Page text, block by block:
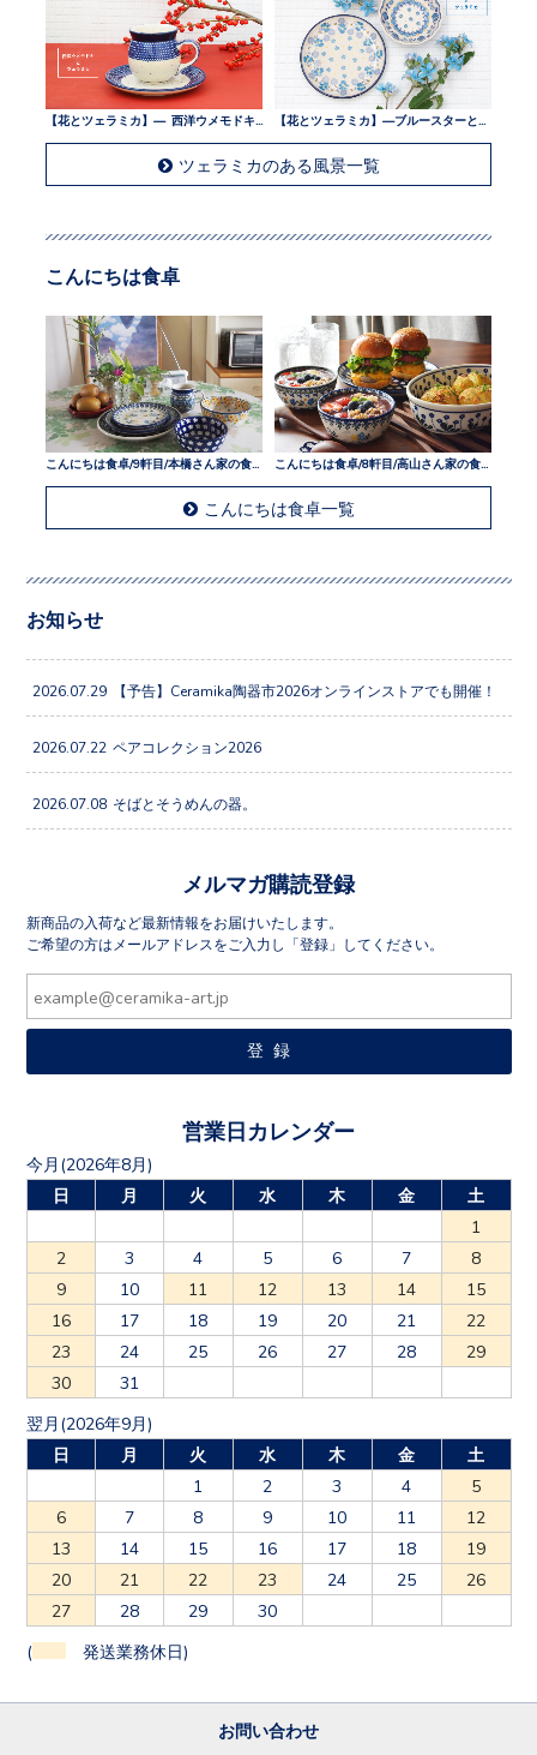
ツェラミカのある風景一覧
こんにちは食卓
こんにちは食卓/9軒目/本橋さん家の食卓
こんにちは食卓一覧
お知らせ
2026.07.29 【予告】Ceramika陶器市2026オンラインストアでも開催！
2026.07.22 ペアコレクション2026
2026.07.08 そばとそうめんの器。
メルマガ購読登録
新商品の入荷など最新情報をお届けいたします。
ご希望の方はメールアドレスをご入力し「登録」してください。
営業日カレンダー
今月(2026年8月)
日
月 火 水 木 金
土
1
2
3 4 5 6 7
8
9
10 11 12 13 14
15
16
17 18 19 20 21
22
23
24 25 26 27 28
29
30
31
翌月(2026年9月)
日
月 火 水 木 金
土
1
2 3 4
5
6
7 8 9 10 11
12
13
14 15 16 17 18
19
20
21 22 23 24 25
26
27
28 29 30
( 発送業務休日)
お問い合わせ